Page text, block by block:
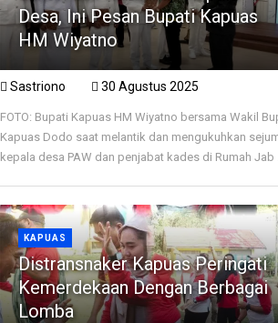
Desa, Ini Pesan Bupati Kapuas
HM Wiyatno
Sastriono 30 Agustus 2025
FOTO: Bupati Kapuas HM Wiyatno bersama Wakil
Kapuas Dodo saat melantik dan mengukuhkan
kepala desa PAW dan penjabat kades di Rumah Jab ...
KAPUAS
Distransnaker Kapuas Peringati
Kemerdekaan Dengan Berbagai
Lomba